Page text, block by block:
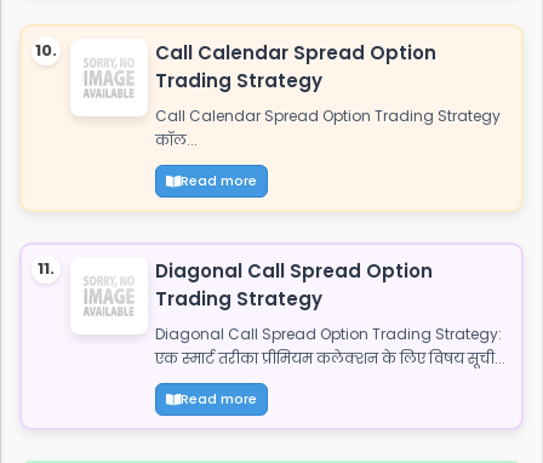
10.
Call Calendar Spread Option
Trading Strategy
Call Calendar Spread Option Trading Strategy
कॉल...
Read more
11.
Diagonal Call Spread Option
Trading Strategy
Diagonal Call Spread Option Trading Strategy:
एक स्मार्ट तरीका प्रीमियम कलेक्शन के लिए विषय सूची...
Read more